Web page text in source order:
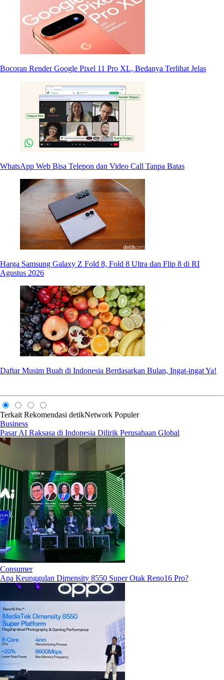
Bocoran Render Google Pixel 11 Pro XL, Bedanya Terlihat Jelas
WhatsApp Web Bisa Telepon dan Video Call Tanpa Batas
Harga Samsung Galaxy Z Fold 8, Fold 8 Ultra dan Flip 8 di RI
Agustus 2026
Daftar Musim Buah di Indonesia Berdasarkan Bulan, Ingat-ingat Ya!
Terkait Rekomendasi detikNetwork Populer
Business
Pasar AI Raksasa di Indonesia Dilirik Perusahaan Global
Consumer
Apa Keunggulan Dimensity 8550 Super Otak Reno16 Pro?